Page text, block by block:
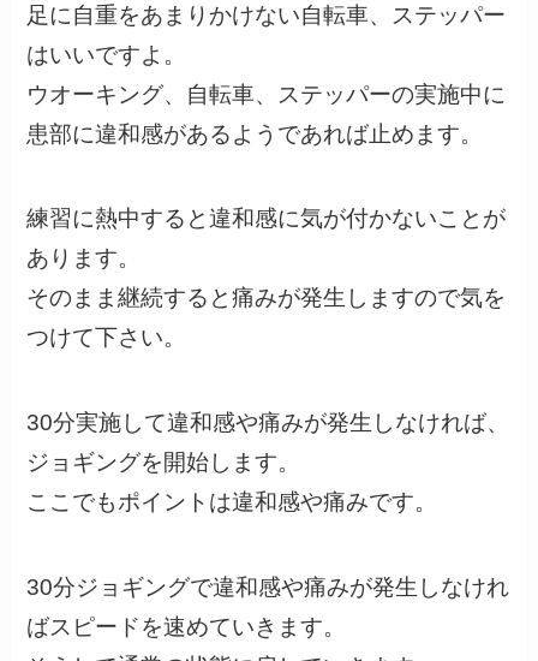
足に自重をあまりかけない自転車、ステッパー
はいいですよ。
ウオーキング、自転車、ステッパーの実施中に
患部に違和感があるようであれば止めます。
練習に熱中すると違和感に気が付かないことが
あります。
そのまま継続すると痛みが発生しますので気を
つけて下さい。
30分実施して違和感や痛みが発生しなければ、
ジョギングを開始します。
ここでもポイントは違和感や痛みです。
30分ジョギングで違和感や痛みが発生しなけれ
ばスピードを速めていきます。